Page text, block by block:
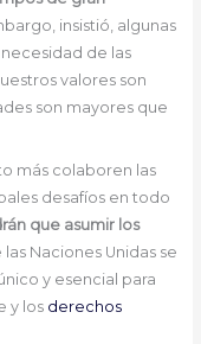
insistió, algunas
de las
valores son
son mayores que
más colaboren las
desafíos en todo
que asumir los
Naciones Unidas se
y esencial para
y los derechos